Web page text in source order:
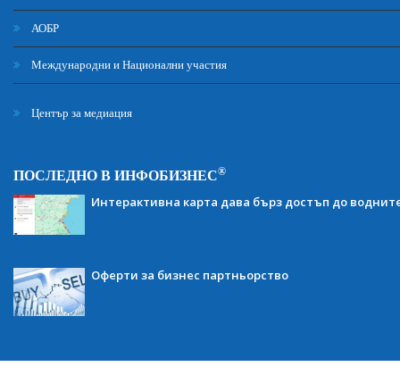
АОБР
Международни и Национални участия
Център за медиация
ПОСЛЕДНО В ИНФОБИЗНЕС®
Интерактивна карта дава бърз достъп до
Оферти за бизнес партньорство